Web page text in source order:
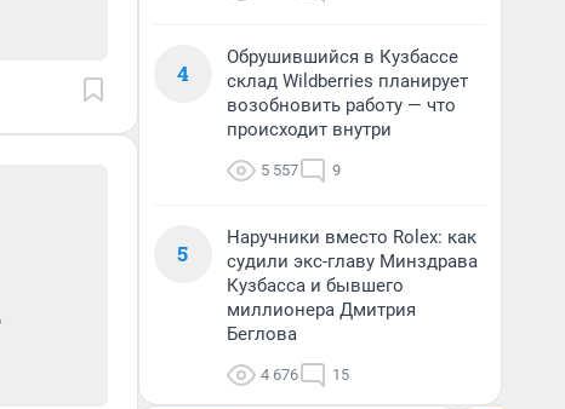
4
Обрушившийся в Кузбассе
склад Wildberries планирует
возобновить работу — что
происходит внутри
5 557 9
5
Наручники вместо Rolex: как
судили экс-главу Минздрава
Кузбасса и бывшего
миллионера Дмитрия
Беглова
4 676 15